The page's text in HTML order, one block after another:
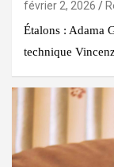
février 2, 2026
Étalons : Adama
technique